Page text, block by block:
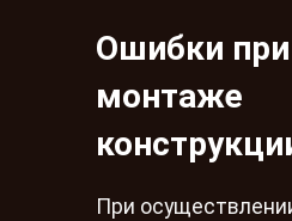
Ошибки при
монтаже
При